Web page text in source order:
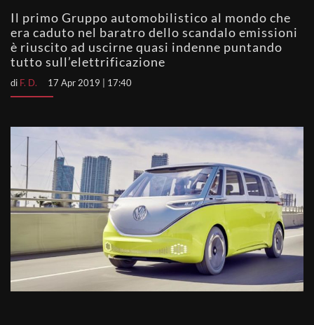
Il primo Gruppo automobilistico al mondo che
era caduto nel baratro dello scandalo emissioni
è riuscito ad uscirne quasi indenne puntando
tutto sull’elettrificazione
di F. D. 17 Apr 2019 | 17:40